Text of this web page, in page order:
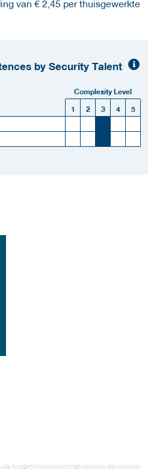
van € 2,45 per thuisgewerkte
by Security Talent
Complexity Level
1 2 3 4
5